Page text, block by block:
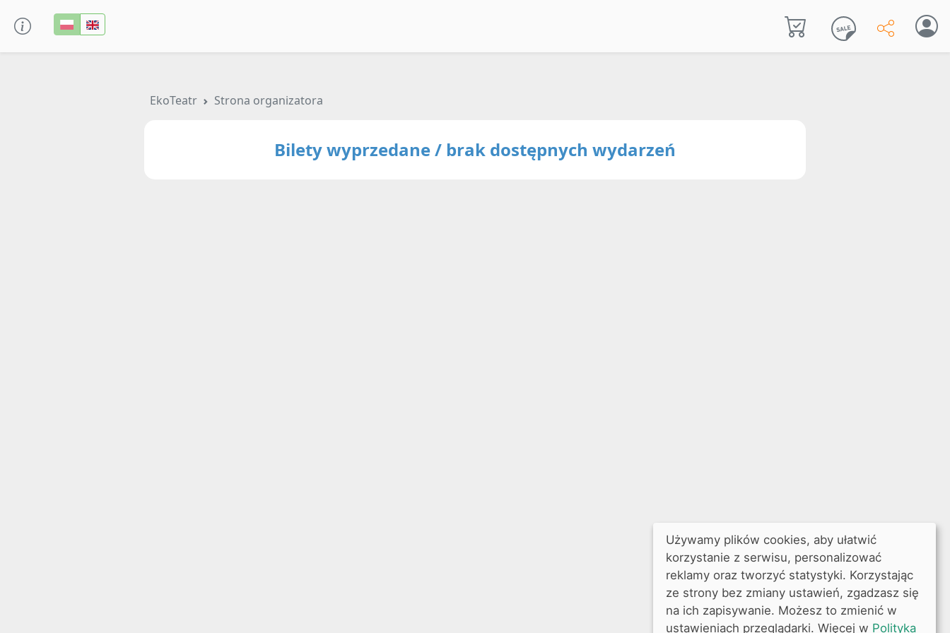
EkoTeatr Strona organizatora
Bilety wyprzedane / brak dostępnych wydarzeń
Używamy plików cookies, aby ułatwić
korzystanie z serwisu, personalizować
reklamy oraz tworzyć statystyki. Korzystając
ze strony bez zmiany ustawień, zgadzasz się
na ich zapisywanie. Możesz to zmienić w
ustawieniach przeglądarki. Więcej w Polityka